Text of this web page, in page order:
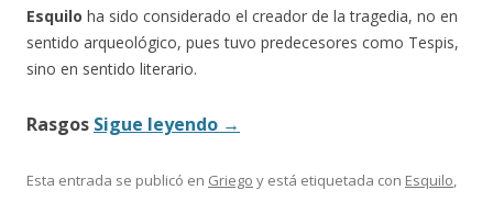
Esquilo ha sido considerado el creador de la tragedia, no en
sentido arqueológico, pues tuvo predecesores como Tespis,
sino en sentido literario.
Rasgos Sigue leyendo →
Esta entrada se publicó en Griego y está etiquetada con Esquilo,